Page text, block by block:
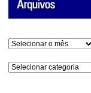
Arquivos
Categorias